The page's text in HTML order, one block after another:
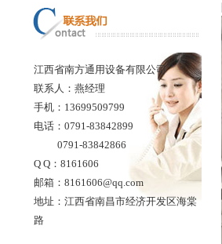
江西省南方通用设备有限公司
联系人：燕经理
手机：13699509799
电话：0791-83842899
0791-83842866
Q Q：8161606
邮箱：8161606@qq.com
地址：江西省南昌市经济开发区海棠
路